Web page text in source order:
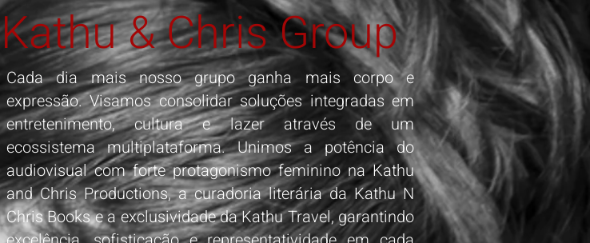
Kathu & Chris Group
Cada dia mais nosso grupo ganha mais corpo e
expressão. Visamos consolidar soluções integradas em
entretenimento, cultura e lazer através de um
ecossistema multiplataforma. Unimos a potência do
audiovisual com forte protagonismo feminino na Kathu
and Chris Productions, a curadoria literária da Kathu N
Chris Books e a exclusividade da Kathu Travel, garantindo